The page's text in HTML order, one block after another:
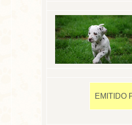
EMITIDO